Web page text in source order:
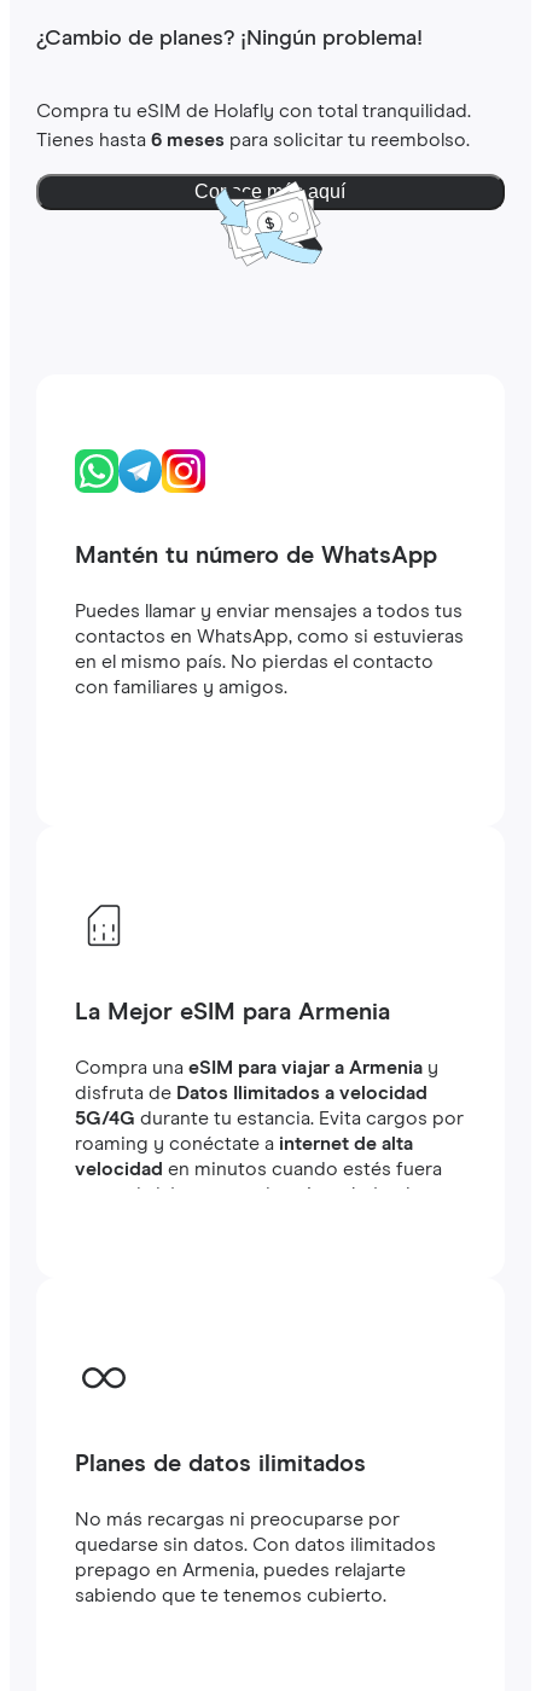
¿Cambio de planes? ¡Ningún problema!
Compra tu eSIM de Holafly con total tranquilidad.
Tienes hasta 6 mesespara solicitar tu reembolso.
Conoce más aquí
Mantén tu número de WhatsApp
Puedes llamar y enviar mensajes a todos tus
contactos en WhatsApp, como si estuvieras
en el mismo país. No pierdas el contacto
con familiares y amigos.
La Mejor eSIM para Armenia
Compra una eSIM para viajar a Armeniay
disfruta de Datos Ilimitados a velocidad
5G/4G durante tu estancia. Evita cargos por
roaming y conéctate a internet de alta
velocidad en minutos cuando estés fuera
tanto si viajas como si estás trabajando.
Planes de datos ilimitados
No más recargas ni preocuparse por
quedarse sin datos. Con datos ilimitados
prepago en Armenia, puedes relajarte
sabiendo que te tenemos cubierto.